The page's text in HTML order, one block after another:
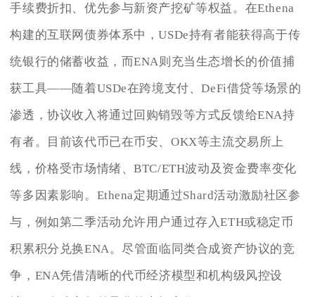
手续费折扣、优先参与新资产挖矿等权益。在Ethena
构建的互联网债券体系中，USDe持有者能获得高于传
统银行的储蓄收益，而ENA则充当生态增长的价值捕
获工具——随着USDe在跨境支付、DeFi借贷等场景的
渗透，协议收入将通过回购销毁等方式反馈给ENA持
有者。目前该代币已在币安、OKX等主流交易所上
线，价格受市场情绪、BTC/ETH波动及资金费率变化
等多因素影响。Ethena定期通过Shard活动激励社区参
与，例如第二季活动允许用户通过存入ETH或稳定币
积累积分兑换ENA。尽管面临同类合成资产协议的竞
争，ENA凭借清晰的代币经济模型和机构级风控设